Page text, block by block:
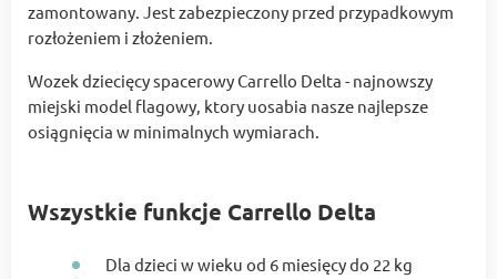
zamontowany. Jest zabezpieczony przed przypadkowym
rozłożeniem i złożeniem.
Wozek dziecięcy spacerowy Carrello Delta - najnowszy
miejski model flagowy, ktory uosabia nasze najlepsze
osiągnięcia w minimalnych wymiarach.
Wszystkie funkcje Carrello Delta
Dla dzieci w wieku od 6 miesięcy do 22 kg